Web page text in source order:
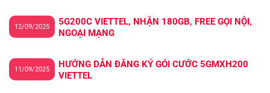
5G200C VIETTEL, NHẬN 180GB, FREE GỌI NỘI,
NGOẠI MẠNG
12/09/2025
HƯỚNG DẪN ĐĂNG KÝ GÓI CƯỚC 5GMXH200
VIETTEL
11/09/2025